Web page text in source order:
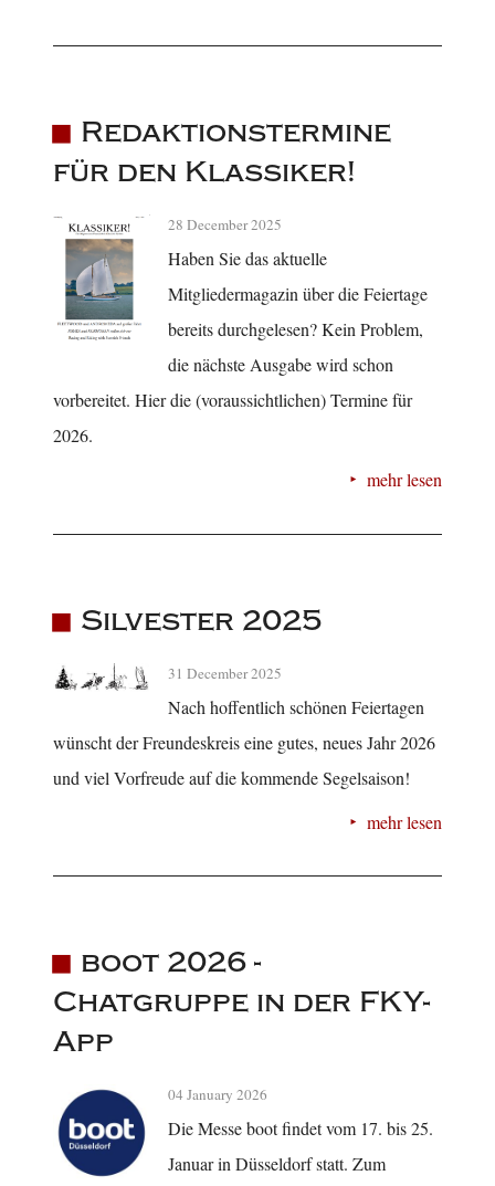
Redaktionstermine
für den Klassiker!
28 December 2025
Haben Sie das aktuelle
Mitgliedermagazin über die Feiertage
bereits durchgelesen? Kein Problem,
die nächste Ausgabe wird schon
vorbereitet. Hier die (voraussichtlichen) Termine für
2026.
mehr lesen
Silvester 2025
31 December 2025
Nach hoffentlich schönen Feiertagen
wünscht der Freundeskreis eine gutes, neues Jahr 2026
und viel Vorfreude auf die kommende Segelsaison!
mehr lesen
boot 2026 -
Chatgruppe in der FKY-
App
04 January 2026
Die Messe boot findet vom 17. bis 25.
Januar in Düsseldorf statt. Zum